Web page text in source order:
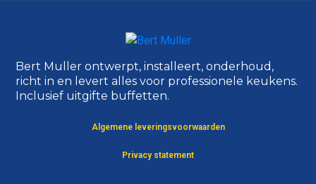
Bert Muller ontwerpt, installeert, onderhoud,
richt in en levert alles voor professionele keukens.
Inclusief uitgifte buffetten.
Algemene leveringsvoorwaarden
Privacy statement